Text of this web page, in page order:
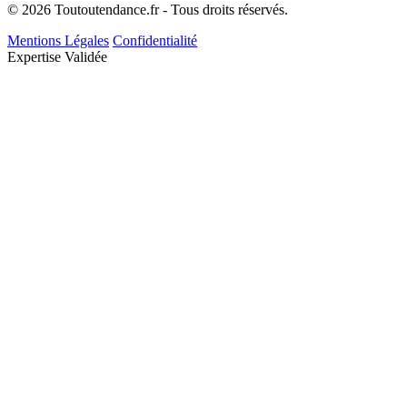
© 2026 Toutoutendance.fr - Tous droits réservés.
Mentions Légales Confidentialité
Expertise Validée